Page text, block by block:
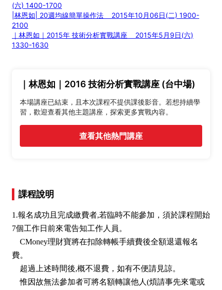
(六) 1400-1700
|林恩如| 20週均線簡單操作法 2015年10月06日(二) 1900-
2100
｜林恩如｜2015年 技術分析實戰講座 2015年5月9日(六)
1330-1630
｜林恩如｜2016 技術分析實戰講座 (台中場)
本場講座已結束，且本次課程不提供課後影音。若想持續學
習，歡迎查看其他主題講座，探索更多實戰內容。
查看其他熱門講座
課程說明
1.報名成功且完成繳費者,若臨時不能參加，須於課程開始
7個工作日前來電告知工作人員。
CMoney理財寶將在扣除轉帳手續費後全額退還報名
費。
超過上述時間後,概不退費，如有不便請見諒。
惟因故無法參加者可將名額轉讓他人(煩請事先來電或